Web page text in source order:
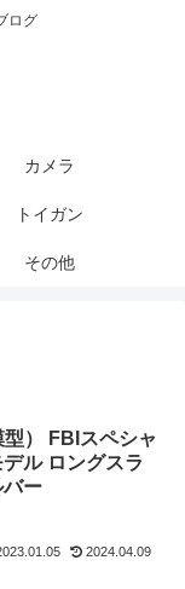
ログ
カメラ
トイガン
その他
） FBIスペシャ
ル ロングスラ
バー
2024.04.09